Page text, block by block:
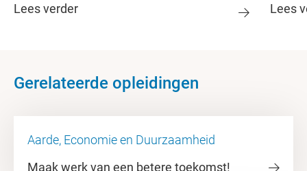
Lees verder Lees
Gerelateerde opleidingen
Aarde, Economie en Duurzaamheid
Maak werk van een betere toekomst!